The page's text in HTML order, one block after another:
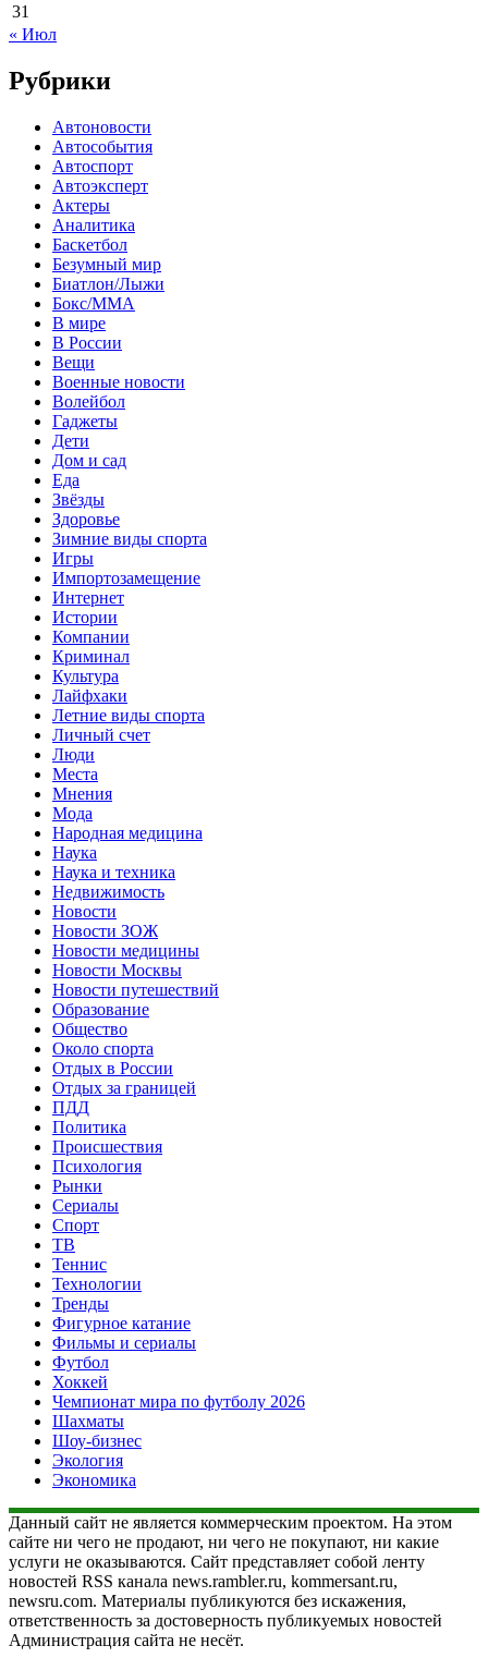
31
« Июл
Рубрики
Автоновости
Автособытия
Автоспорт
Автоэксперт
Актеры
Аналитика
Баскетбол
Безумный мир
Биатлон/Лыжи
Бокс/MMA
В мире
В России
Вещи
Военные новости
Волейбол
Гаджеты
Дети
Дом и сад
Еда
Звёзды
Здоровье
Зимние виды спорта
Игры
Импортозамещение
Интернет
Истории
Компании
Криминал
Культура
Лайфхаки
Летние виды спорта
Личный счет
Люди
Места
Мнения
Мода
Народная медицина
Наука
Наука и техника
Недвижимость
Новости
Новости ЗОЖ
Новости медицины
Новости Москвы
Новости путешествий
Образование
Общество
Около спорта
Отдых в России
Отдых за границей
ПДД
Политика
Происшествия
Психология
Рынки
Сериалы
Спорт
ТВ
Теннис
Технологии
Тренды
Фигурное катание
Фильмы и сериалы
Футбол
Хоккей
Чемпионат мира по футболу 2026
Шахматы
Шоу-бизнес
Экология
Экономика
Данный сайт не является коммерческим проектом. На этом
сайте ни чего не продают, ни чего не покупают, ни какие
услуги не оказываются. Сайт представляет собой ленту
новостей RSS канала news.rambler.ru, kommersant.ru,
newsru.com. Материалы публикуются без искажения,
ответственность за достоверность публикуемых новостей
Администрация сайта не несёт.